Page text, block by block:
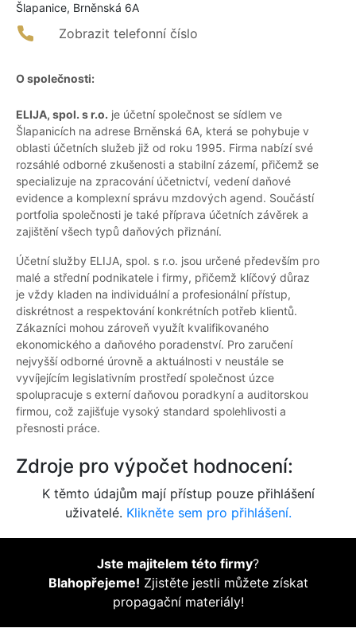
Šlapanice, Brněnská 6A
Zobrazit telefonní číslo
O společnosti:
ELIJA, spol. s r.o. je účetní společnost se sídlem ve
Šlapanicích na adrese Brněnská 6A, která se pohybuje v
oblasti účetních služeb již od roku 1995. Firma nabízí své
rozsáhlé odborné zkušenosti a stabilní zázemí, přičemž se
specializuje na zpracování účetnictví, vedení daňové
evidence a komplexní správu mzdových agend. Součástí
portfolia společnosti je také příprava účetních závěrek a
zajištění všech typů daňových přiznání.
Účetní služby ELIJA, spol. s r.o. jsou určené především pro
malé a střední podnikatele i firmy, přičemž klíčový důraz
je vždy kladen na individuální a profesionální přístup,
diskrétnost a respektování konkrétních potřeb klientů.
Zákazníci mohou zároveň využít kvalifikovaného
ekonomického a daňového poradenství. Pro zaručení
nejvyšší odborné úrovně a aktuálnosti v neustále se
vyvíjejícím legislativním prostředí společnost úzce
spolupracuje s externí daňovou poradkyní a auditorskou
firmou, což zajišťuje vysoký standard spolehlivosti a
přesnosti práce.
Zdroje pro výpočet hodnocení:
K těmto údajům mají přístup pouze přihlášení
uživatelé. Klikněte sem pro přihlášení.
Jste majitelem této firmy?
Blahopřejeme! Zjistěte jestli můžete získat
propagační materiály!